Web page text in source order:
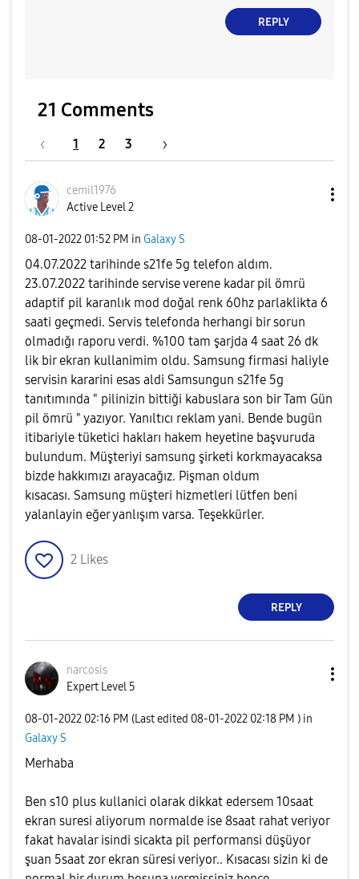
REPLY
21 Comments
1 2 3
cemil1976
Active Level 2
‎08-01-2022 01:52 PM in Galaxy S
04.07.2022 tarihinde s21fe 5g telefon aldım.
23.07.2022 tarihinde servise verene kadar pil ömrü
adaptif pil karanlık mod doğal renk 60hz parlaklikta 6
saati geçmedi. Servis telefonda herhangi bir sorun
olmadığı raporu verdi. %100 tam şarjda 4 saat 26 dk
lik bir ekran kullanimim oldu. Samsung firmasi haliyle
servisin kararini esas aldi Samsungun s21fe 5g
tanıtımında " pilinizin bittiği kabuslara son bir Tam Gün
pil ömrü " yazıyor. Yanıltıcı reklam yani. Bende bugün
itibariyle tüketici hakları hakem heyetine başvuruda
bulundum. Müşteriyi samsung şirketi korkmayacaksa
bizde hakkımızı arayacağız. Pişman oldum
kısacası. Samsung müşteri hizmetleri lütfen beni
yalanlayin eğer yanlışım varsa. Teşekkürler.
2 Likes
REPLY
narcosis
Expert Level 5
‎08-01-2022 02:16 PM (Last edited ‎08-01-2022 02:18 PM ) in
Galaxy S
Merhaba
Ben s10 plus kullanici olarak dikkat edersem 10saat
ekran suresi aliyorum normalde ise 8saat rahat veriyor
fakat havalar isindi sicakta pil performansi düşüyor
şuan 5saat zor ekran süresi veriyor.. Kısacası sizin ki de